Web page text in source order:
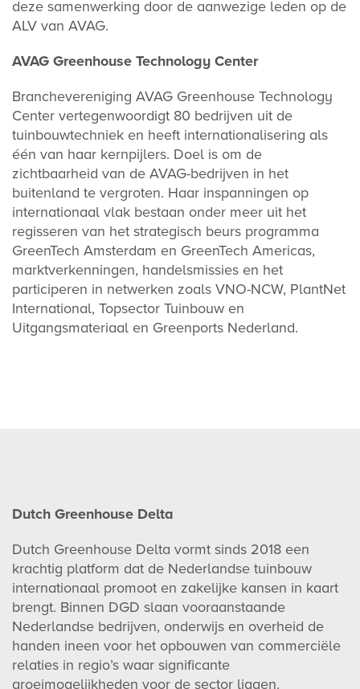
deze samenwerking door de aanwezige leden op de
ALV van AVAG.
AVAG Greenhouse Technology Center
Branchevereniging AVAG Greenhouse Technology
Center vertegenwoordigt 80 bedrijven uit de
tuinbouwtechniek en heeft internationalisering als
één van haar kernpijlers. Doel is om de
zichtbaarheid van de AVAG-bedrijven in het
buitenland te vergroten. Haar inspanningen op
internationaal vlak bestaan onder meer uit het
regisseren van het strategisch beurs programma
GreenTech Amsterdam en GreenTech Americas,
marktverkenningen, handelsmissies en het
participeren in netwerken zoals VNO-NCW, PlantNet
International, Topsector Tuinbouw en
Uitgangsmateriaal en Greenports Nederland.
Dutch Greenhouse Delta
Dutch Greenhouse Delta vormt sinds 2018 een
krachtig platform dat de Nederlandse tuinbouw
internationaal promoot en zakelijke kansen in kaart
brengt. Binnen DGD slaan vooraanstaande
Nederlandse bedrijven, onderwijs en overheid de
handen ineen voor het opbouwen van commerciële
relaties in regio’s waar significante
groeimogelijkheden voor de sector liggen.